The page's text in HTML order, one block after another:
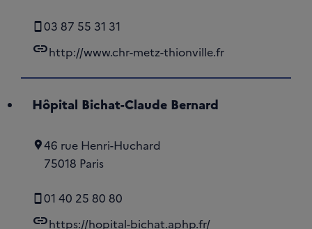
03 87 55 31 31
linkhttp://www.chr-metz-thionville.fr
Hôpital Bichat-Claude Bernard
46 rue Henri-Huchard
75018 Paris
01 40 25 80 80
linkhttps://hopital-bichat.aphp.fr/